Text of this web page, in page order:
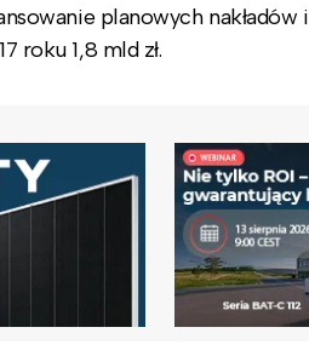
planowych
roku 1,8 mld zł.